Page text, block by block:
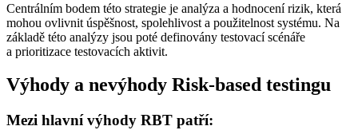
Centrálním bodem této strategie je analýza a hodnocení rizik, která
mohou ovlivnit úspěšnost, spolehlivost a použitelnost systému. Na
základě této analýzy jsou poté definovány testovací scénáře
a prioritizace testovacích aktivit.
Výhody a nevýhody Risk-based testingu
Mezi hlavní výhody RBT patří: